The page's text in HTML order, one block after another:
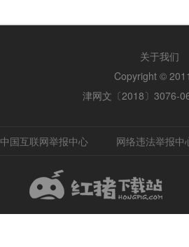
关于我们
Copyright ©
津网文〔2018〕3076-
中国互联网举报中心 网络违法举报中